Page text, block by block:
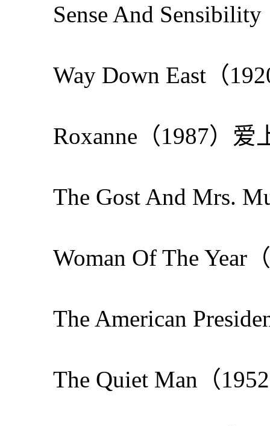
Sense And
Way Down East（
Roxanne（1987）爱
The Gost And Mrs.
Woman Of The Year
The American
The Quiet Man（